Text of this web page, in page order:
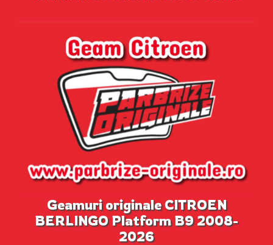
Geamuri originale CITROEN
BERLINGO Platform B9 2008-
2026